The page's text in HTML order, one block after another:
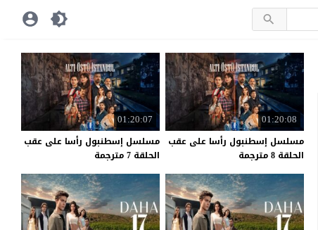
01:20:08
مسلسل إسطنبول رأسا على عقب
الحلقة 8 مترجمة
01:20:07
مسلسل إسطنبول رأسا على عقب
الحلقة 7 مترجمة